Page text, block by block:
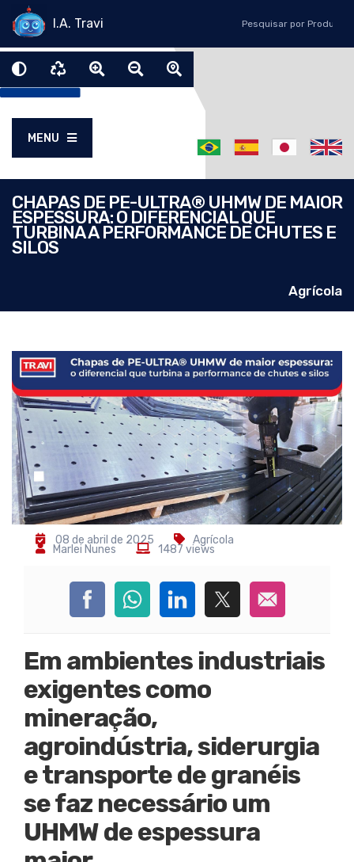
I.A. Travi
MENU
CHAPAS DE PE-ULTRA® UHMW DE MAIOR
ESPESSURA: O DIFERENCIAL QUE
TURBINA A PERFORMANCE DE CHUTES E
SILOS
Agrícola
08 de abril de 2025 Agrícola
Marlei Nunes 1487 views
Em ambientes industriais
exigentes como
mineração,
agroindústria, siderurgia
e transporte de granéis
se faz necessário um
UHMW de espessura